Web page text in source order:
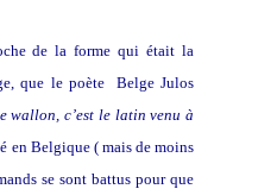
de la forme qui était la
que le poète Belge Julos
wallon, c’est le latin venu à
en Belgique ( mais de moins
se sont battus pour que